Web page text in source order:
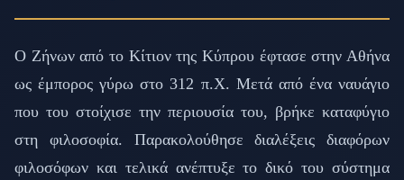
Ο Ζήνων από το Κίτιον της Κύπρου έφτασε στην Αθήνα
ως έμπορος γύρω στο 312 π.Χ. Μετά από ένα ναυάγιο
που του στοίχισε την περιουσία του, βρήκε καταφύγιο
στη φιλοσοφία. Παρακολούθησε διαλέξεις διαφόρων
φιλοσόφων και τελικά ανέπτυξε το δικό του σύστημα